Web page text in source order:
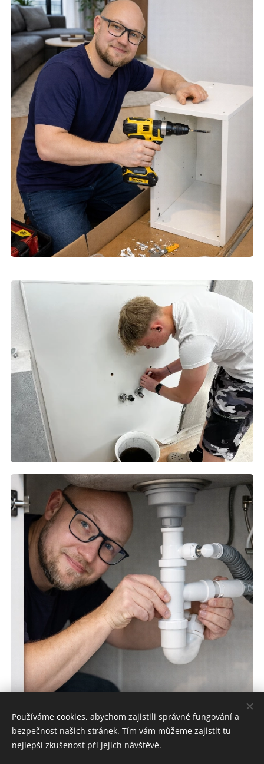
Používáme cookies, abychom zajistili správné fungování a
bezpečnost našich stránek. Tím vám můžeme zajistit tu
nejlepší zkušenost při jejich návštěvě.